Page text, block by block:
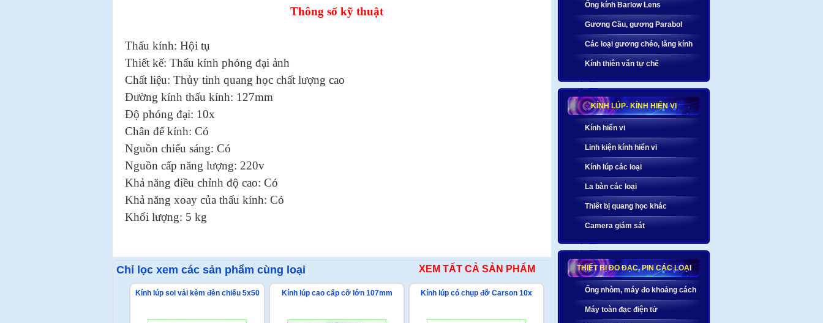
Thông số kỹ thuật
Thấu kính: Hội tụ
Thiết kế: Thấu kính phóng đại ảnh
Chất liệu: Thủy tinh quang học chất lượng cao
Đường kính thấu kính: 127mm
Độ phóng đại: 10x
Chân đế kính: Có
Nguồn chiếu sáng: Có
Nguồn cấp năng lượng: 220v
Khả năng điều chỉnh độ cao: Có
Khả năng xoay của thấu kính: Có
Khối lượng: 5 kg
Chỉ lọc xem các sản phẩm cùng loại XEM TẤT CẢ SẢN PHẨM
Kính lúp soi vải kèm đèn chiếu 5x50 Kính lúp cao cấp cỡ lớn 107mm Kính lúp có chụp đỡ Carson 10x
Ống kính Barlow Lens
Gương Cầu, gương Parabol
Các loại gương chéo, lăng kính
Kính thiên văn tự chế
KÍNH LÚP- KÍNH HIỂN VI
Kính hiển vi
Linh kiện kính hiển vi
Kính lúp các loại
La bàn các loại
Thiết bị quang học khác
Camera giám sát
THIẾT BỊ ĐO ĐẠC, PIN CÁC LOẠI
Ống nhòm, máy đo khoảng cách
Máy toàn đạc điện tử